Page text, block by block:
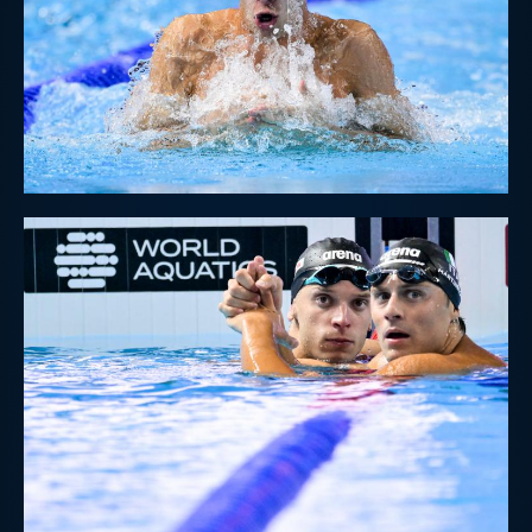
Centri Federali
Area Legislativa
Protezione Civile
Qualità
Sostenibilità
Privacy
Cookie Policy